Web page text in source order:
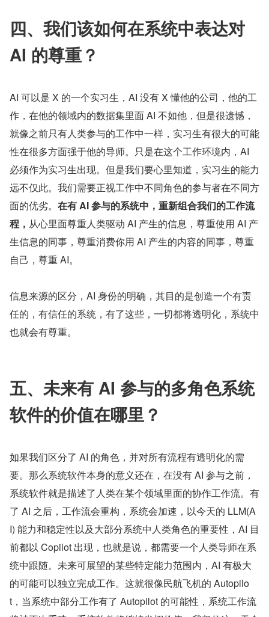
四、我们该如何在系统中表达对
AI 的尊重？
AI 可以是 X 的一个实习生，AI 没有 X 懂他的公司，他的工
作，在他的领域内的数据集里面 AI 不如他，但是很遗憾，
就像之前只有人类参与的工作中一样，实习生有很大的可能
性在很多方面强于他的导师。只是在这个工作环境内，AI
必须作为实习生出现。但是我们要心里知道，实习生的能力
远不仅此。我们需要正视工作中不同角色的参与者在不同方
面的优劣。 在有 AI 参与的系统中，重新组合我们的工作流
程， 从心里面尊重人类驱动 AI 产生的信息，尊重使用 AI 产
生信息的同事，尊重消费你用 AI 产生的内容的同事，尊重
自己，尊重 AI。
信息来源的区分，AI 身份的明确，其目的是创造一个有责
任的，有信任的系统，有了这些，一切都将透明化，系统中
也就会有尊重。
五、未来有 AI 参与的多角色系统
软件的价值在哪里？
如果我们区分了 AI 的角色，并对所有流程有透明化的需
要。那么系统软件本身的意义还在，在没有 AI 参与之前，
系统软件就是描述了人类在某个领域里面的协作工作流。有
了 AI 之后，工作流会重构，系统会加速，以今天的 LLM(A
I) 能力和稳定性以及大部分系统中人类角色的重要性，AI 目
前都以 Copilot 出现，也就是说，都需要一个人类导师在系
统中跟随。未来可展望的某些特定能力范围内，AI 有极大
的可能可以独立完成工作。这就很像民航飞机的 Autopilo
t，当系统中部分工作有了 Autopilot 的可能性，系统工作流